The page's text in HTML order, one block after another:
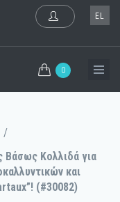
EL
0
/
Κολλιδά για
και
(#30082)